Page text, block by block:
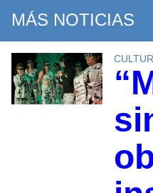
MÁS NOTICIAS